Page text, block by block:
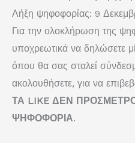
Λήξη ψηφοφορίας: 9
Για την ολοκλήρωση της
υποχρεωτικά να δηλώσετε
όπου θα σας σταλεί
ακολουθήσετε, για να
ΤΑ LIKE ΔΕΝ
ΨΗΦΟΦΟΡΙΑ.